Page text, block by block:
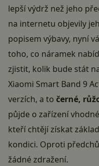
lepší výdrž než jeho
na internetu objevily
popisem výbavy, nyní
toho, co náramek
zjistit, kolik bude stát
Xiaomi Smart Band 9
verzích, a to černé,
půjde o zařízení
kteří chtějí získat
kondici. Oproti
žádné zdražení.